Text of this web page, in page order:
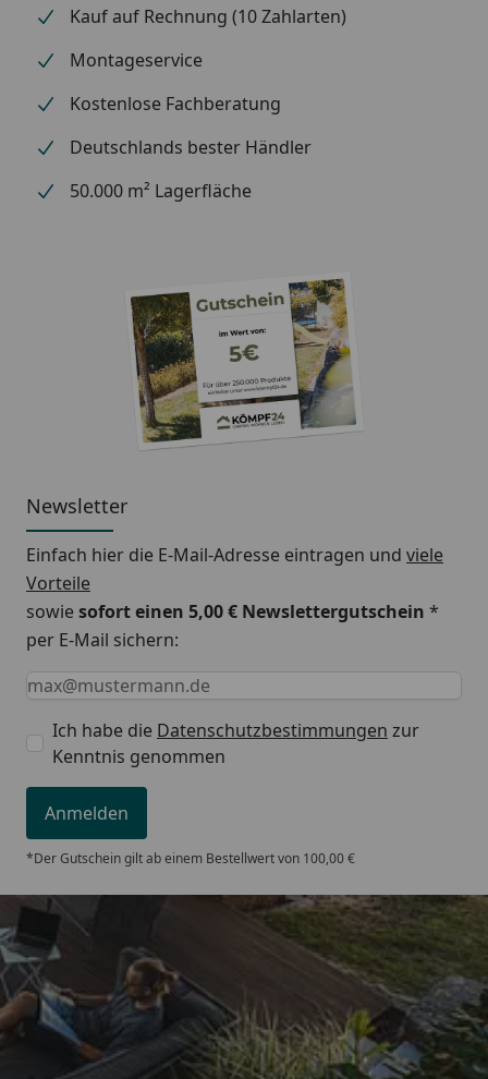
Kauf auf Rechnung (10 Zahlarten)
Montageservice
Kostenlose Fachberatung
Deutschlands bester Händler
50.000 m² Lagerfläche
Newsletter
Einfach hier die E-Mail-Adresse eintragen und viele
Vorteile
sowiesofort einen 5,00 € Newslettergutschein *
per E-Mail sichern:
Keine Eingabe erforderlich
Eingabe erforderlich
E-Mail *
Ich habe die Datenschutzbestimmungen zur
Kenntnis genommen
Anmelden
*Der Gutschein gilt ab einem Bestellwert von 100,00 €
Trusted Shops
5,00/ 5